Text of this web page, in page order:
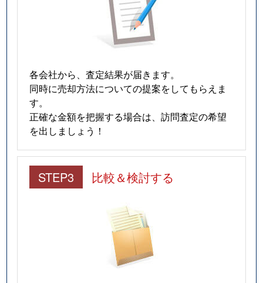
各会社から、査定結果が届きます。
同時に売却方法についての提案をしてもらえま
す。
正確な金額を把握する場合は、訪問査定の希望
を出しましょう！
STEP3 比較＆検討する